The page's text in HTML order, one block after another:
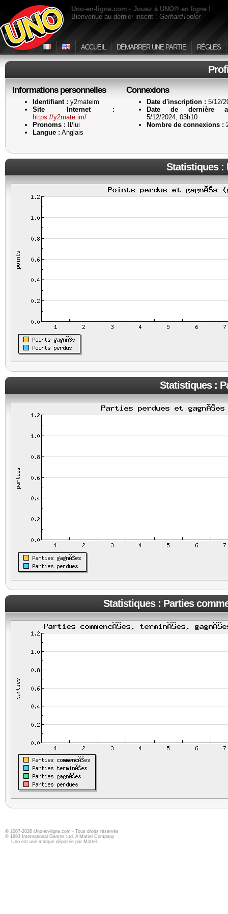
Uno-en-ligne.com - Jouez à UNO® en ligne !
Bienvenue au dernier inscrit : GerhardTobler
ACCUEIL DÉMARRER UNE PARTIE RÈGLES
Informations personnelles
Identifiant : y2mateim
Site Internet :
https://y2mate.im/
Pronoms : Il/lui
Langue : Anglais
Connexions
Date d'inscription : 5/12/
Date de dernière
5/12/2024, 03h10
Nombre de connexions :
Statistiques :
Statistiques :
Statistiques : Parties
© 2007-2026 Uno-en-ligne.com - Tous droits réservés
© 1993 International Games Ltd. A Mattel Company
Uno est une marque déposée par Mattel.